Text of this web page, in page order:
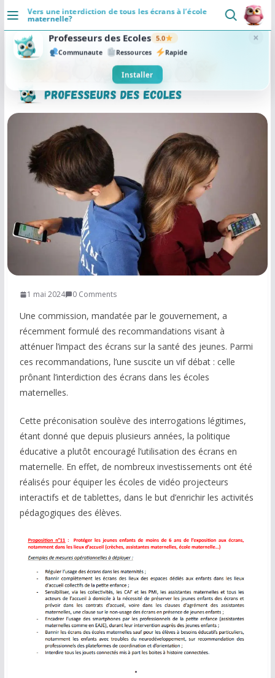
Passer
contenu
Vers une interdiction de tous les écrans à l’école
maternelle?
DÉCOUVRIR
Accueil
Actualités
VIE PROFESSIONNELLE
Ressources
Agenda
Lectures de livres
COMMUNAUTÉ
Groupes
Forum
Réseaux sociaux
Petites annonces
AUTRE
Boutique
Humour
Contact
1 mai 2024 0 Comments
Une commission, mandatée par le gouvernement, a
récemment formulé des recommandations visant à
atténuer l’impact des écrans sur la santé des jeunes. Parmi
ces recommandations, l’une suscite un vif débat : celle
prônant l’interdiction des écrans dans les écoles
maternelles.
Cette préconisation soulève des interrogations légitimes,
étant donné que depuis plusieurs années, la politique
éducative a plutôt encouragé l’utilisation des écrans en
maternelle. En effet, de nombreux investissements ont été
réalisés pour équiper les écoles de vidéo projecteurs
interactifs et de tablettes, dans le but d’enrichir les activités
pédagogiques des élèves.
Professeurs des Ecoles 5.0
Ressources
Installer